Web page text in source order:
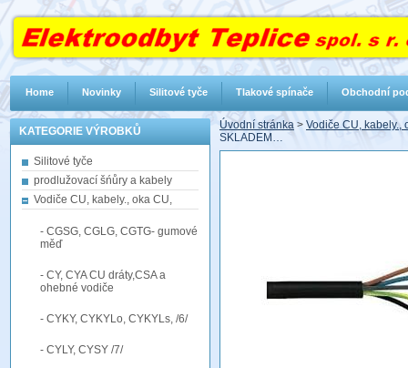
KATEGORIE VÝROBKŮ
Silitové tyče
prodlužovací šńůry a kabely
Vodiče CU, kabely., oka CU,
- CGSG, CGLG, CGTG- gumové
měď
- CY, CYA CU dráty,CSA a
ohebné vodiče
- CYKY, CYKYLo, CYKYLs, /6/
- CYLY, CYSY /7/
Úvodní stránka > Vodiče CU, kabely.,
SKLADEM…
Home Novinky Silitové tyče Tlakové spínače Obchodní